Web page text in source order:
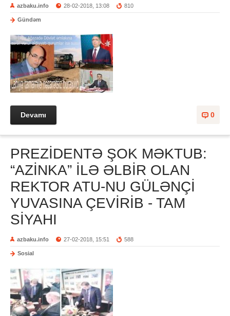
azbaku.info 28-02-2018, 13:08 810
Gündəm
0
Devamı
PREZİDENTƏ ŞOK MƏKTUB:
“AZİNKA” İLƏ ƏLBİR OLAN
REKTOR ATU-NU GÜLƏNÇİ
YUVASINA ÇEVİRİB - TAM
SİYAHI
azbaku.info 27-02-2018, 15:51 588
Sosial